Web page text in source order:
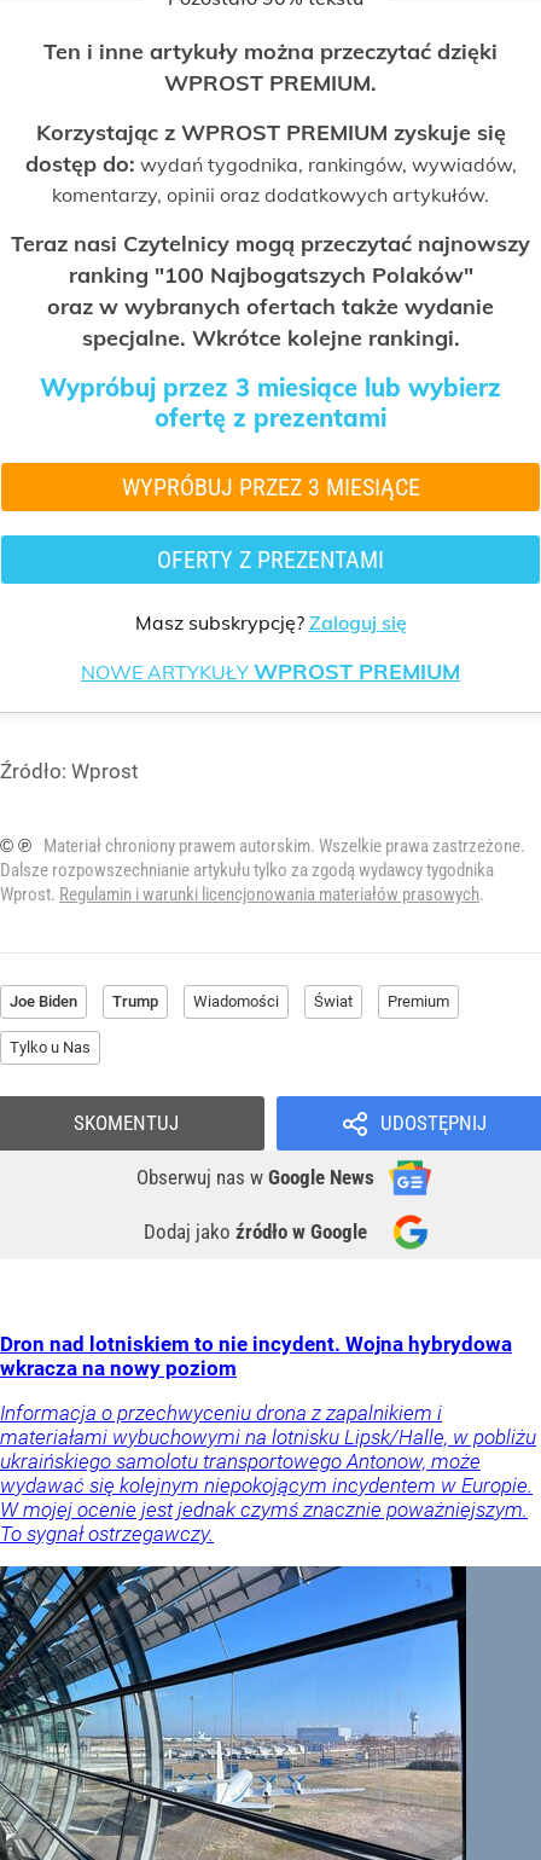
Ten i inne artykuły można przeczytać dzięki
WPROST PREMIUM.
Korzystając z WPROST PREMIUM zyskuje się
dostęp do: wydań tygodnika, rankingów, wywiadów,
komentarzy, opinii oraz dodatkowych artykułów.
Teraz nasi Czytelnicy mogą przeczytać najnowszy
ranking "100 Najbogatszych Polaków"
oraz w wybranych ofertach także wydanie
specjalne. Wkrótce kolejne rankingi.
Wypróbuj przez 3 miesiące lub wybierz
ofertę z prezentami
WYPRÓBUJ PRZEZ 3 MIESIĄCE
OFERTY Z PREZENTAMI
Masz subskrypcję? Zaloguj się
NOWE ARTYKUŁY WPROST PREMIUM
Źródło: Wprost
© ℗
Materiał chroniony prawem autorskim. Wszelkie prawa zastrzeżone.
Dalsze rozpowszechnianie artykułu tylko za zgodą wydawcy tygodnika
Wprost. Regulamin i warunki licencjonowania materiałów prasowych.
Joe Biden Trump Wiadomości Świat Premium
Tylko u Nas
UDOSTĘPNIJ
Obserwuj nas w Google News
Dodaj jako źródło w Google
SKOMENTUJ
Dron nad lotniskiem to nie incydent. Wojna hybrydowa
wkracza na nowy poziom
Informacja o przechwyceniu drona z zapalnikiem i
materiałami wybuchowymi na lotnisku Lipsk/Halle, w pobliżu
ukraińskiego samolotu transportowego Antonow, może
wydawać się kolejnym niepokojącym incydentem w Europie.
W mojej ocenie jest jednak czymś znacznie poważniejszym.
To sygnał ostrzegawczy.